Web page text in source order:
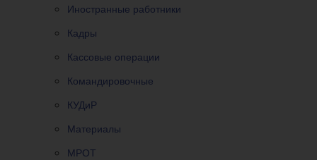
Иностранные работники
Кадры
Кассовые операции
Командировочные
КУДиР
Материалы
МРОТ